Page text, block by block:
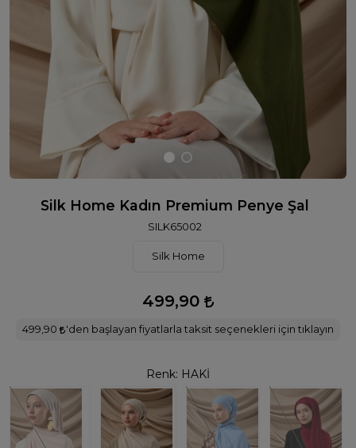
Silk Home Kadın Premium Penye Şal
SILK65002
Silk Home
499,90
499,90 'den başlayan fiyatlarla taksit seçenekleri için tıklayın
Renk: HAKİ